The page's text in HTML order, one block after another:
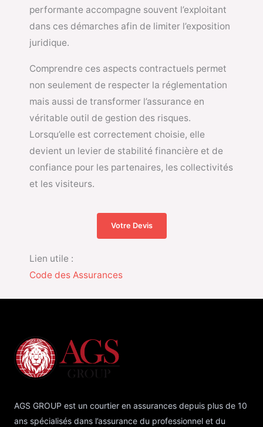
performante accompagne souvent l’exploitant
dans ces démarches afin de limiter l’exposition
juridique.
Comprendre ces aspects contractuels permet
non seulement de respecter la réglementation
mais aussi de transformer l’assurance en
véritable outil de gestion des risques.
Lorsqu’elle est correctement choisie, elle
devient un levier de stabilité financière et de
confiance pour les partenaires, les collectivités
et les visiteurs.
Votre Devis
Lien utile :
Code des Assurances
AGS GROUP est un courtier en assurances depuis plus de 10
ans spécialisés dans l’assurance du professionnel et du